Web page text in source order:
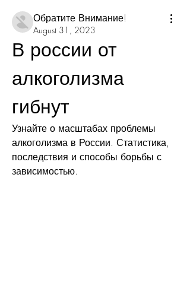
Обратите Внимание!
August 31, 2023
В россии от
алкоголизма
гибнут
Узнайте о масштабах проблемы
алкоголизма в России. Статистика,
последствия и способы борьбы с
зависимостью.